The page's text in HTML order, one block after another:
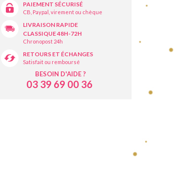
PAIEMENT SÉCURISÉ
CB, Paypal, virement ou chèque
LIVRAISON RAPIDE
CLASSIQUE 48H-72H
Chronopost 24h
RETOURS ET ÉCHANGES
Satisfait ou remboursé
BESOIN D'AIDE ?
03 39 69 00 36